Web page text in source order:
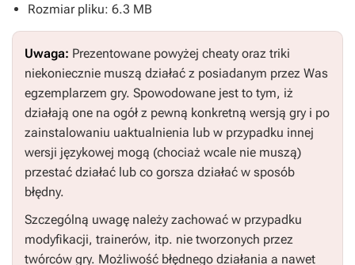
Rozmiar pliku: 6.3 MB
Uwaga: Prezentowane powyżej cheaty oraz triki
niekoniecznie muszą działać z posiadanym przez Was
egzemplarzem gry. Spowodowane jest to tym, iż
działają one na ogół z pewną konkretną wersją gry i po
zainstalowaniu uaktualnienia lub w przypadku innej
wersji językowej mogą (chociaż wcale nie muszą)
przestać działać lub co gorsza działać w sposób
błędny.
Szczególną uwagę należy zachować w przypadku
modyfikacji, trainerów, itp. nie tworzonych przez
twórców gry. Możliwość błędnego działania a nawet